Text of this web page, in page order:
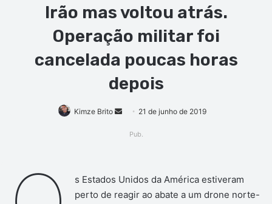
Irão mas voltou atrás.
Operação militar foi
cancelada poucas horas
depois
Kimze Brito
Mande21 de junho de 2019
Pub.
s Estados Unidos da América estiveram
perto de reagir ao abate a um drone norte-